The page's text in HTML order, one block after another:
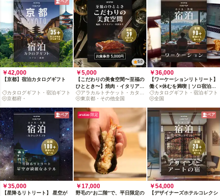
ペア
￥42,000
【京都】宿泊カタログギフト
カタログギフト・宿泊ギフト
京都府・
5.0
￥5,000
【こだわりの美食空間〜至福の
ひととき〜】焼肉・イタリア
ン・和食など、厳選39店舗か
ら選べるお食事券 5,000円
アラカルトチケット・カタロ
グ
東京都・その他全国
￥36,000
【ワーケーションリトリート】
働く×休むを満喫｜ソロ宿泊カ
タログギフト
カタログギフト・宿泊ギフト
全国
ペア
￥35,000
【星降るリトリート】 星空が
anatae 限定
￥17,000
野毛の“お二階”で、平日限定の
ペア
￥54,000
【デザイナーズホテルコレクシ